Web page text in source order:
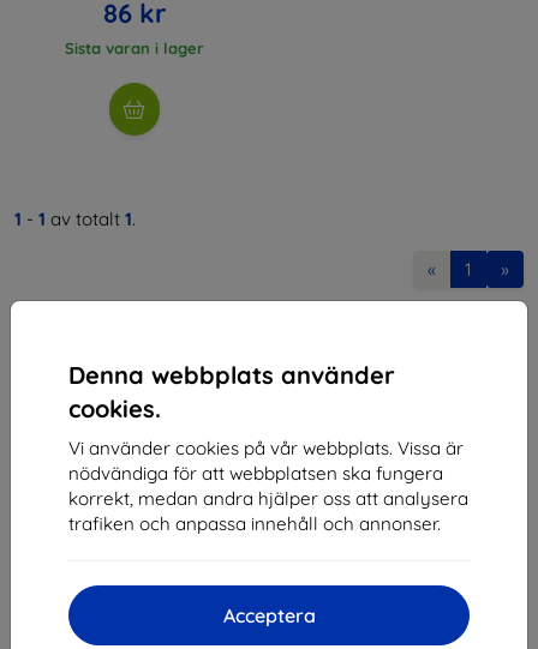
Denna webbplats använder
cookies.
Vi använder cookies på vår webbplats. Vissa är
nödvändiga för att webbplatsen ska fungera
korrekt, medan andra hjälper oss att analysera
trafiken och anpassa innehåll och annonser.
Acceptera
86 kr
Sista varan i lager
1 - 1 av totalt 1.
« 1 »
Shield-SK s.r.o.
Organisationsnummer:46701494
Momsregistreringsnummer:SK2023549671
Kontakt